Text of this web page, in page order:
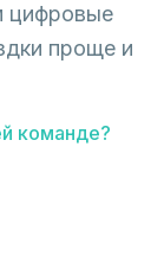
цифровые
проще и
команде?